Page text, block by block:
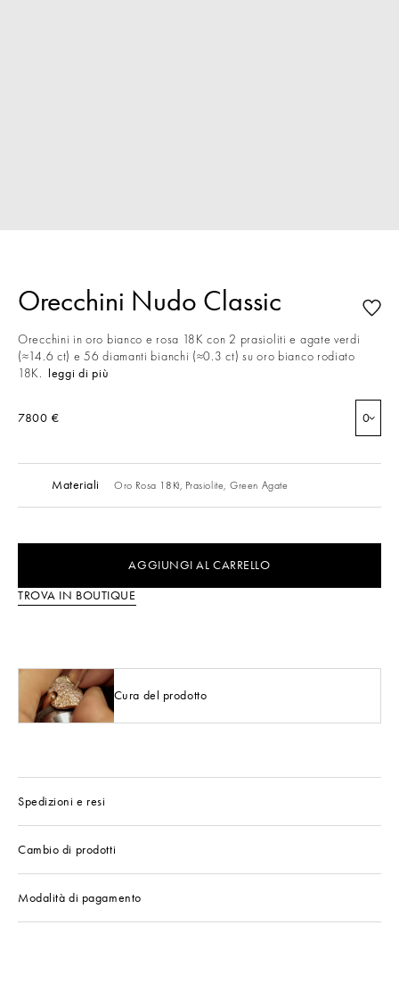
Orecchini Nudo Classic
Orecchini in oro bianco e rosa 18K con 2 prasioliti e agate verdi
(≈14.6 ct) e 56 diamanti bianchi (≈0.3 ct) su oro bianco rodiato
18K. leggi di più
7800 € 0
Materiali Oro Rosa 18Kt, Prasiolite, Green Agate
AGGIUNGI AL CARRELLO
TROVA IN BOUTIQUE
Cura del prodotto
Spedizioni e resi
Cambio di prodotti
Modalità di pagamento